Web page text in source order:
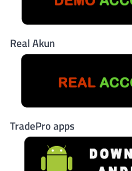
Real Akun
TradePro apps